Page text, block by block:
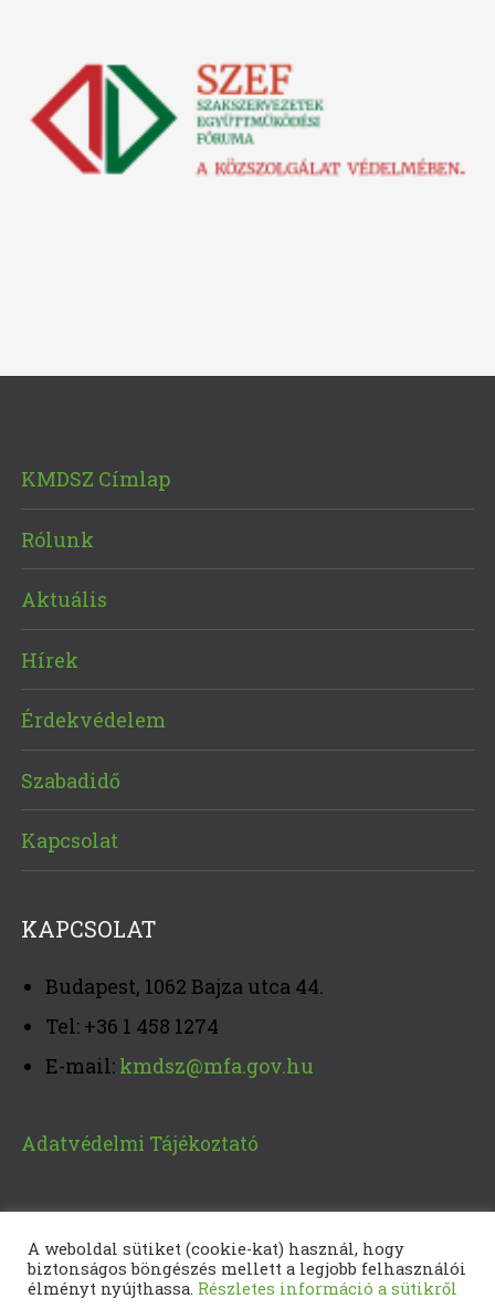
KMDSZ Címlap
Rólunk
Aktuális
Hírek
Érdekvédelem
Szabadidő
Kapcsolat
KAPCSOLAT
Budapest, 1062 Bajza utca 44.
Tel: +36 1 458 1274
E-mail: kmdsz@mfa.gov.hu
Adatvédelmi Tájékoztató
A weboldal sütiket (cookie-kat) használ, hogy
biztonságos böngészés mellett a legjobb felhasználói
élményt nyújthassa. Részletes információ a sütikről